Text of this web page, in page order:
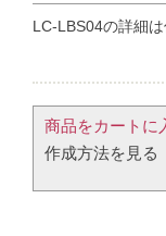
LC-LBS04の詳細
商品をカートに
作成方法を見る​​